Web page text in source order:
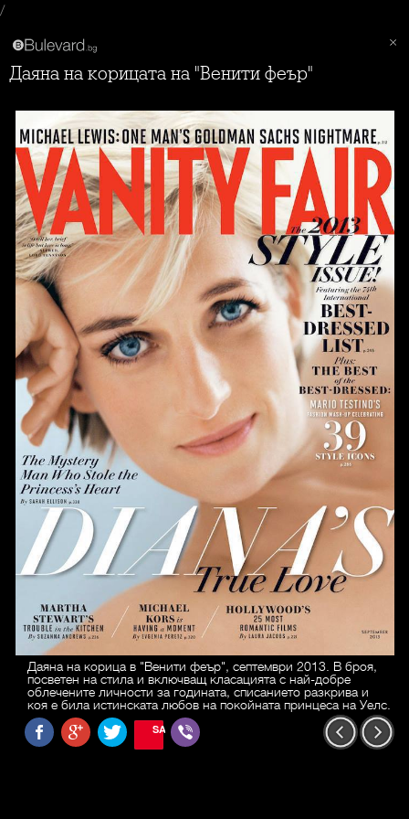
/
Даяна на корицата на "Венити феър"
Даяна на корица в "Венити феър", септември 2013. В броя,
посветен на стила и включващ класацията с най-добре
облечените личности за годината, списанието разкрива и
коя е била истинската любов на покойната принцеса на Уелс.
SAVE